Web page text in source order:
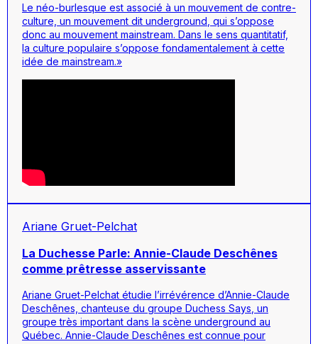
Le néo-burlesque est associé à un mouvement de contre-
culture, un mouvement dit underground , qui s’oppose
donc au mouvement mainstream. Dans le sens quantitatif,
la culture populaire s’oppose fondamentalement à cette
idée de mainstream.»
Ariane Gruet-Pelchat
La Duchesse Parle: Annie-Claude Deschênes
comme prêtresse asservissante
Ariane Gruet-Pelchat étudie l’irrévérence d’Annie-Claude
Deschênes, chanteuse du groupe Duchess Says , un
groupe très important dans la scène underground au
Québec. Annie-Claude Deschênes est connue pour